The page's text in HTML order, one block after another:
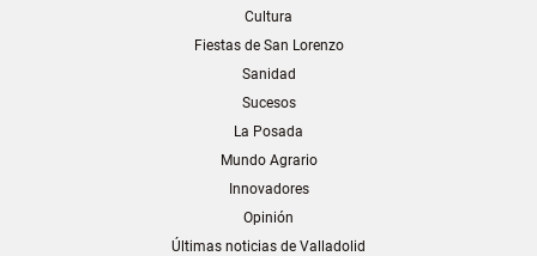
Cultura
Fiestas de San Lorenzo
Sanidad
Sucesos
La Posada
Mundo Agrario
Innovadores
Opinión
Últimas noticias de Valladolid